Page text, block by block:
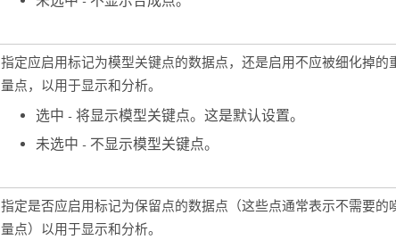
指定应启用标记为模型关键点的数据点，还是启用不应被细化掉的
量点，以用于显示和分析。
选中 - 将显示模型关键点。这是默认设置。
未选中 - 不显示模型关键点。
指定是否应启用标记为保留点的数据点（这些点通常表示不需要的
量点）以用于显示和分析。